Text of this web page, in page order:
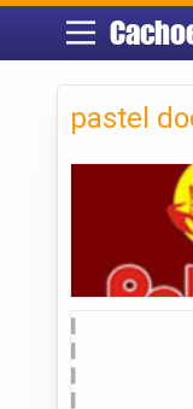
pastel